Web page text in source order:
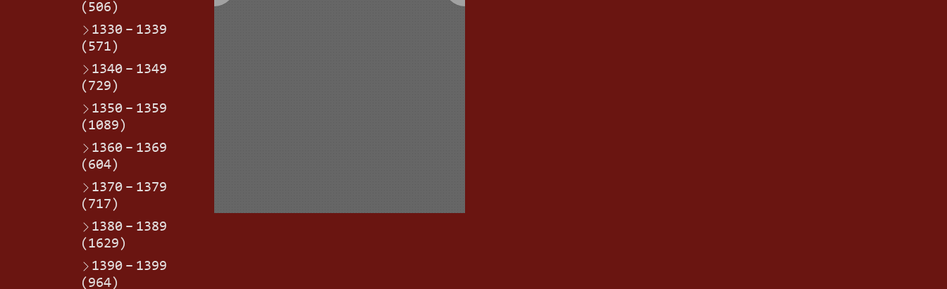
(506)
1330 – 1339
(571)
1340 – 1349
(729)
1350 – 1359
(1089)
1360 – 1369
(604)
1370 – 1379
(717)
1380 – 1389
(1629)
1390 – 1399
(964)